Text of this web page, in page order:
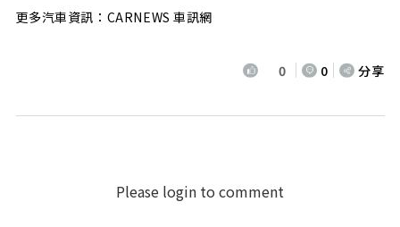
更多汽車資訊：CARNEWS 車訊網
0 0 分享
Please login to comment